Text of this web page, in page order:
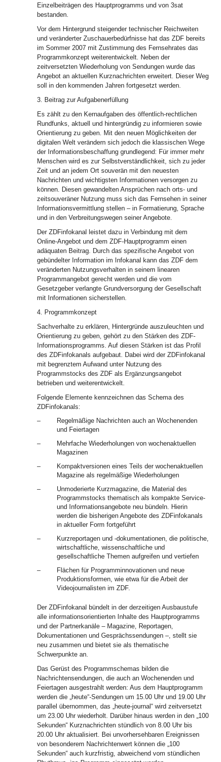
Einzelbeiträgen des Hauptprogramms und von 3sat
bestanden.
Vor dem Hintergrund steigender technischer Reichweiten
und veränderter Zuschauerbedürfnisse hat das ZDF bereits
im Sommer 2007 mit Zustimmung des Fernsehrates das
Programmkonzept weiterentwickelt. Neben der
zeitversetzten Wiederholung von Sendungen wurde das
Angebot an aktuellen Kurznachrichten erweitert. Dieser Weg
soll in den kommenden Jahren fortgesetzt werden.
3. Beitrag zur Aufgabenerfüllung
Es zählt zu den Kernaufgaben des öffentlich-rechtlichen
Rundfunks, aktuell und hintergründig zu informieren sowie
Orientierung zu geben. Mit den neuen Möglichkeiten der
digitalen Welt verändern sich jedoch die klassischen Wege
der Informationsbeschaffung grundlegend: Für immer mehr
Menschen wird es zur Selbstverständlichkeit, sich zu jeder
Zeit und an jedem Ort souverän mit den neuesten
Nachrichten und wichtigsten Informationen versorgen zu
können. Diesen gewandelten Ansprüchen nach orts- und
zeitsouveräner Nutzung muss sich das Fernsehen in seiner
Informationsvermittlung stellen – in Formatierung, Sprache
und in den Verbreitungswegen seiner Angebote.
Der ZDFinfokanal leistet dazu in Verbindung mit dem
Online-Angebot und dem ZDF-Hauptprogramm einen
adäquaten Beitrag. Durch das spezifische Angebot von
gebündelter Information im Infokanal kann das ZDF dem
veränderten Nutzungsverhalten in seinem linearen
Programmangebot gerecht werden und die vom
Gesetzgeber verlangte Grundversorgung der Gesellschaft
mit Informationen sicherstellen.
4. Programmkonzept
Sachverhalte zu erklären, Hintergründe auszuleuchten und
Orientierung zu geben, gehört zu den Stärken des ZDF-
Informationsprogramms. Auf diesen Stärken ist das Profil
des ZDFinfokanals aufgebaut. Dabei wird der ZDFinfokanal
mit begrenztem Aufwand unter Nutzung des
Programmstocks des ZDF als Ergänzungsangebot
betrieben und weiterentwickelt.
Folgende Elemente kennzeichnen das Schema des
ZDFinfokanals:
–
Regelmäßige Nachrichten auch an Wochenenden
und Feiertagen
–
Mehrfache Wiederholungen von wochenaktuellen
Magazinen
–
Kompaktversionen eines Teils der wochenaktuellen
Magazine als regelmäßige Wiederholungen
–
Unmoderierte Kurzmagazine, die Material des
Programmstocks thematisch als kompakte Service-
und Informationsangebote neu bündeln. Hierin
werden die bisherigen Angebote des ZDFinfokanals
in aktueller Form fortgeführt
–
Kurzreportagen und -dokumentationen, die politische,
wirtschaftliche, wissenschaftliche und
gesellschaftliche Themen aufgreifen und vertiefen
–
Flächen für Programminnovationen und neue
Produktionsformen, wie etwa für die Arbeit der
Videojournalisten im ZDF.
Der ZDFinfokanal bündelt in der derzeitigen Ausbaustufe
alle informationsorientierten Inhalte des Hauptprogramms
und der Partnerkanäle – Magazine, Reportagen,
Dokumentationen und Gesprächssendungen –, stellt sie
neu zusammen und bietet sie als thematische
Schwerpunkte an.
Das Gerüst des Programmschemas bilden die
Nachrichtensendungen, die auch an Wochenenden und
Feiertagen ausgestrahlt werden: Aus dem Hauptprogramm
werden die „heute“-Sendungen um 15.00 Uhr und 19.00 Uhr
parallel übernommen, das „heute-journal“ wird zeitversetzt
um 23.00 Uhr wiederholt. Darüber hinaus werden in den „100
Sekunden“ Kurznachrichten stündlich von 8.00 Uhr bis
20.00 Uhr aktualisiert. Bei unvorhersehbaren Ereignissen
von besonderem Nachrichtenwert können die „100
Sekunden“ auch kurzfristig, abweichend vom stündlichen